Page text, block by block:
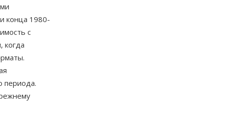
конца 1980-
с
когда
периода.